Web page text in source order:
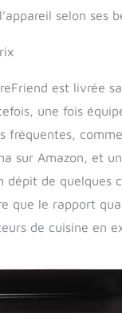
selon ses
est livrée
une fois
fréquentes,
sur Amazon, et
dépit de
que le rapport
de cuisine en